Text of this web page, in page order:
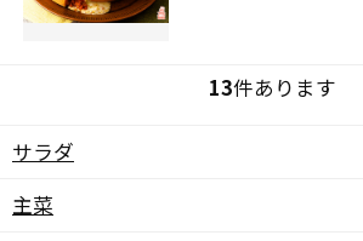
13件あります
サラダ
主菜